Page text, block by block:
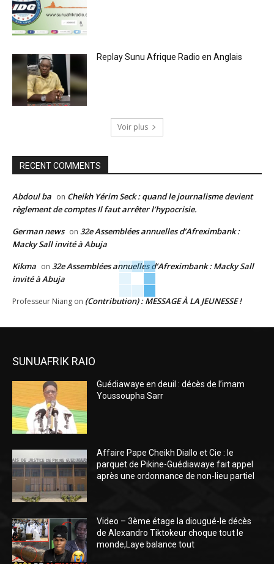
Replay Sunu Afrique Radio en Anglais
Voir plus
RECENT COMMENTS
Abdoul ba on Cheikh Yérim Seck : quand le journalisme devient
règlement de comptes Il faut arrêter l’hypocrisie.
German news on 32e Assemblées annuelles d’Afreximbank :
Macky Sall invité à Abuja
Kikma on 32e Assemblées annuelles d’Afreximbank : Macky Sall
invité à Abuja
Professeur Niang on (Contribution) : MESSAGE À LA JEUNESSE !
SUNUAFRIK RAIO
Guédiawaye en deuil : décès de l’imam
Youssoupha Sarr
Affaire Pape Cheikh Diallo et Cie : le
parquet de Pikine-Guédiawaye fait appel
après une ordonnance de non-lieu partiel
Video – 3ème étage la diougué-le décès
de Alexandro Tiktokeur choque tout le
monde,Laye balance tout